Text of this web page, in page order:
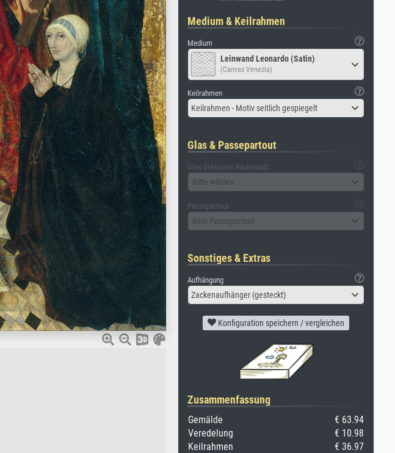
Medium & Keilrahmen
Medium
Leinwand Leonardo (Satin)
(Canvas Venezia)
Keilrahmen
Keilrahmen - Motiv seitlich gespiegelt
Glas & Passepartout
Glas (inklusive Rückwand)
Bitte wählen
Passepartout
Kein Passepartout
Sonstiges & Extras
Aufhängung
Zackenaufhänger (gesteckt)
Konfiguration speichern / vergleichen
Zusammenfassung
Gemälde
€ 63.94
Veredelung
€ 10.98
Keilrahmen
€ 36.97